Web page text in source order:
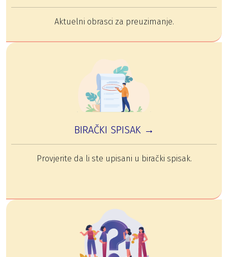
Aktuelni obrasci za preuzimanje.
BIRAČKI SPISAK →
Provjerite da li ste upisani u birački spisak.